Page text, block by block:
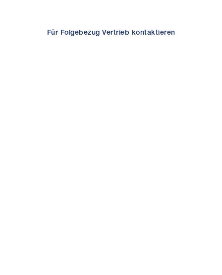
Für Folgebezug Vertrieb kontaktieren